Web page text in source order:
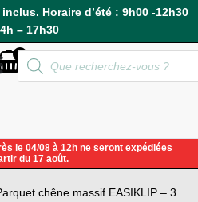
Horaire d’été : 9h00 -12h30
– 17h30
Compte
0
le 04/08 à 12h ne seront expédiées
du 17 août.
chêne massif EASIKLIP – 3